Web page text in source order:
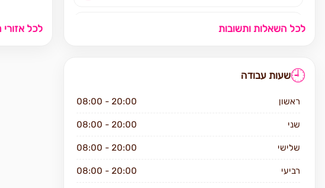
לאילו אזורים בארץ ניתן להזמין משלוחים?
לכל השאלות ותשובות לכל
🕘שעות עבודה
ראשון 08:00 - 20:00
שני 08:00 - 20:00
שלישי 08:00 - 20:00
רביעי 08:00 - 20:00